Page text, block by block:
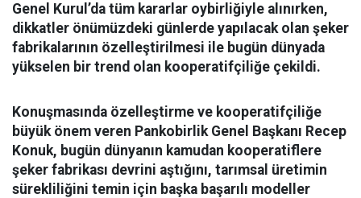
Genel Kurul’da tüm kararlar oybirliğiyle alınırken,
dikkatler önümüzdeki günlerde yapılacak olan şeker
fabrikalarının özelleştirilmesi ile bugün dünyada
yükselen bir trend olan kooperatifçiliğe çekildi.
Konuşmasında özelleştirme ve kooperatifçiliğe
büyük önem veren Pankobirlik Genel Başkanı Recep
Konuk, bugün dünyanın kamudan kooperatiflere
şeker fabrikası devrini aştığını, tarımsal üretimin
sürekliliğini temin için başka başarılı modeller